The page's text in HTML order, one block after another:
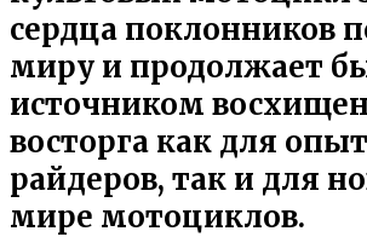
сердца поклонников
миру и продолжает
источником
восторга как для
райдеров, так и для
мире мотоциклов.